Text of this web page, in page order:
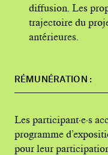
diffusion. Les
trajectoire du
antérieures.
RÉMUNÉRATION :
Les participant·e·s
programme
pour leur